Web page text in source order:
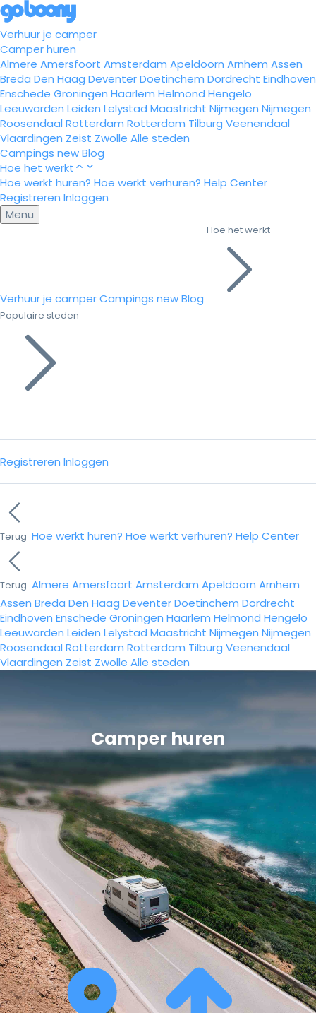
Verhuur je camper
Camper huren
Almere Amersfoort Amsterdam Apeldoorn Arnhem Assen
Breda Den Haag DeventerDoetinchem Dordrecht Eindhoven
Enschede Groningen Haarlem Helmond Hengelo
Leeuwarden Leiden Lelystad Maastricht Nijmegen Nijmegen
Roosendaal Rotterdam Rotterdam Tilburg Veenendaal
Vlaardingen Zeist Zwolle Alle steden
Campings newBlog
Hoe het werkt
Hoe werkt huren? Hoe werkt verhuren? Help Center
Registreren Inloggen
Menu
Verhuur je camperCampings newBlog
Hoe het werkt
Populaire steden
Registreren Inloggen
Terug Hoe werkt huren? Hoe werkt verhuren? Help Center
Terug Almere Amersfoort Amsterdam Apeldoorn Arnhem
Assen Breda Den Haag DeventerDoetinchem Dordrecht
Eindhoven Enschede Groningen Haarlem Helmond Hengelo
Leeuwarden Leiden Lelystad Maastricht Nijmegen Nijmegen
Roosendaal Rotterdam Rotterdam Tilburg Veenendaal
Vlaardingen Zeist Zwolle Alle steden
Camper huren